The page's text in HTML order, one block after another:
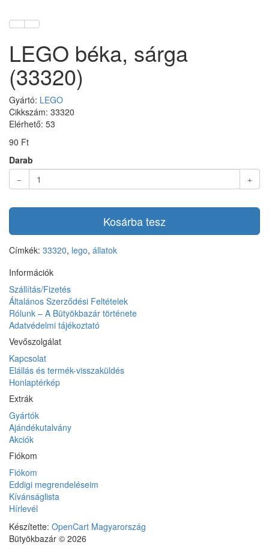
LEGO béka, sárga
(33320)
Gyártó: LEGO
Cikkszám: 33320
Elérhető: 53
90 Ft
Darab
Kosárba tesz
Címkék: 33320, lego, állatok
Információk
Szállítás/Fizetés
Általános Szerződési Feltételek
Rólunk – A Bütyökbazár története
Adatvédelmi tájékoztató
Vevőszolgálat
Kapcsolat
Elállás és termék-visszaküldés
Honlaptérkép
Extrák
Gyártók
Ajándékutalvány
Akciók
Fiókom
Fiókom
Eddigi megrendeléseim
Kívánságlista
Hírlevél
Készítette: OpenCart Magyarország
Bütyökbazár © 2026